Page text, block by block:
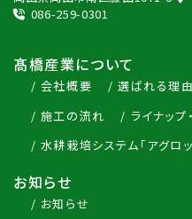
086-259-0301
髙橋産業について
会社概要 選ばれる理由
施工の流れ
ライナップ
水耕栽培システム「アグロッ
お知らせ
お知らせ